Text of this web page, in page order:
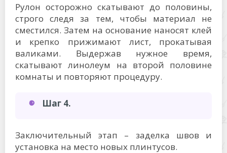
Рулон осторожно скатывают до половины,
строго следя за тем, чтобы материал не
сместился. Затем на основание наносят клей
и крепко прижимают лист, прокатывая
валиками. Выдержав нужное время,
скатывают линолеум на второй половине
комнаты и повторяют процедуру.
Шаг 4.
Заключительный этап – заделка швов и
установка на место новых плинтусов.